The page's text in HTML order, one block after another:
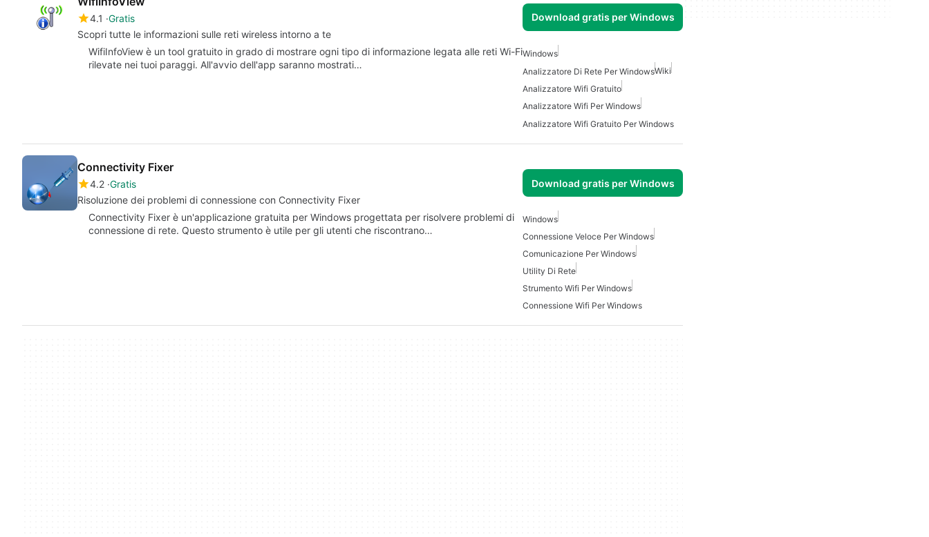
4.1 Gratis
Scopri tutte le informazioni sulle reti wireless intorno a te
Download gratis per Windows
WifiInfoView è un tool gratuito in grado di mostrare ogni tipo di informazione legata alle reti Wi-Fi
rilevate nei tuoi paraggi. All'avvio dell'app saranno mostrati…
Windows
Analizzatore Di Rete Per WindowsWiki
Analizzatore Wifi Gratuito
Analizzatore Wifi Per Windows
Analizzatore Wifi Gratuito Per Windows
Connectivity Fixer
4.2 Gratis
Risoluzione dei problemi di connessione con Connectivity Fixer
Download gratis per Windows
Connectivity Fixer è un'applicazione gratuita per Windows progettata per risolvere problemi di
connessione di rete. Questo strumento è utile per gli utenti che riscontrano…
Windows
Connessione Veloce Per Windows
Comunicazione Per Windows
Utility Di Rete
Strumento Wifi Per Windows
Connessione Wifi Per Windows